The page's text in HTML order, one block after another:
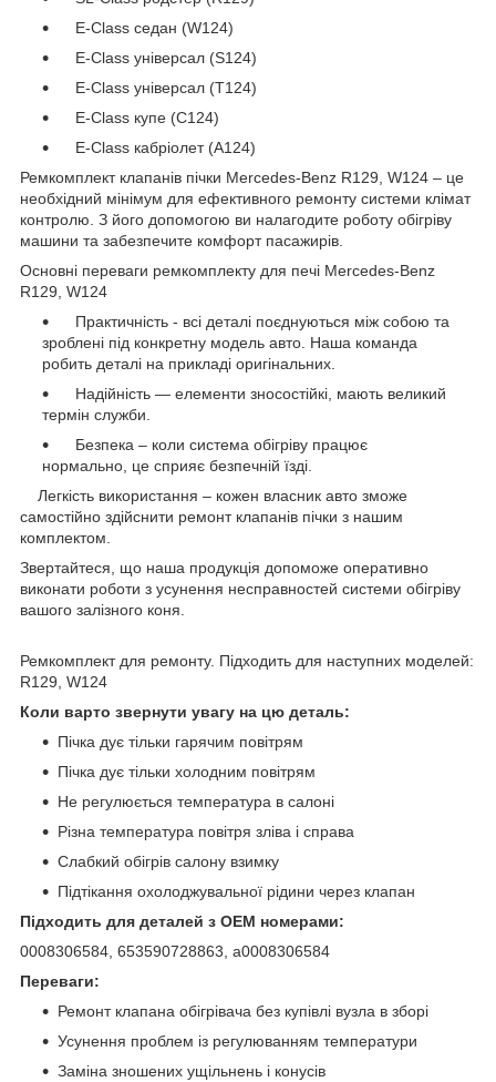
E-Class седан (W124)
E-Class універсал (S124)
E-Class універсал (T124)
E-Class купе (C124)
E-Class кабріолет (A124)
Ремкомплект клапанів пічки Mercedes-Benz R129, W124 – це
необхідний мінімум для ефективного ремонту системи клімат
контролю. З його допомогою ви налагодите роботу обігріву
машини та забезпечите комфорт пасажирів.
Основні переваги ремкомплекту для печі Mercedes-Benz
R129, W124
Практичність - всі деталі поєднуються між собою та
зроблені під конкретну модель авто. Наша команда
робить деталі на прикладі оригінальних.
Надійність — елементи зносостійкі, мають великий
термін служби.
Безпека – коли система обігріву працює
нормально, це сприяє безпечній їзді.
Легкість використання – кожен власник авто зможе
самостійно здійснити ремонт клапанів пічки з нашим
комплектом.
Звертайтеся, що наша продукція допоможе оперативно
виконати роботи з усунення несправностей системи обігріву
вашого залізного коня.
Ремкомплект для ремонту. Підходить для наступних моделей:
R129, W124
Коли варто звернути увагу на цю деталь:
Пічка дує тільки гарячим повітрям
Пічка дує тільки холодним повітрям
Не регулюється температура в салоні
Різна температура повітря зліва і справа
Слабкий обігрів салону взимку
Підтікання охолоджувальної рідини через клапан
Підходить для деталей з OEM номерами:
0008306584, 653590728863, a0008306584
Переваги:
Ремонт клапана обігрівача без купівлі вузла в зборі
Усунення проблем із регулюванням температури
Заміна зношених ущільнень і конусів